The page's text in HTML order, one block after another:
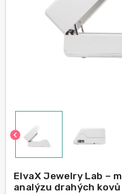
chevron_left
ElvaX Jewelry Lab –
analýzu drahých kovů